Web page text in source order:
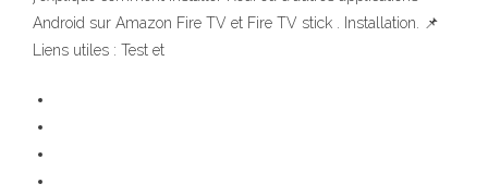
Android sur Amazon Fire TV et Fire TV stick . Installation. 📌
Liens utiles : ️Test et